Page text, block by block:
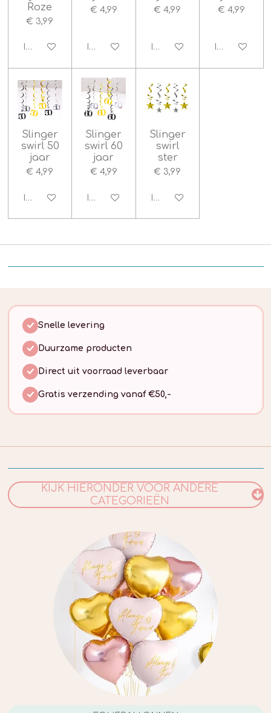
Roze
€ 3,99
In winkelwagen
€ 4,99
In winkelwagen
€ 4,99
In winkelwagen
€ 4,99
In
Slinger
swirl 50
jaar
€ 4,99
In winkelwagen
Slinger
swirl 60
jaar
€ 4,99
In winkelwagen
Slinger
swirl
ster
€ 3,99
In winkelwagen
Snelle levering
Duurzame producten
Direct uit voorraad leverbaar
Gratis verzending vanaf €50,-
KIJK HIERONDER VOOR ANDERE
CATEGORIEËN